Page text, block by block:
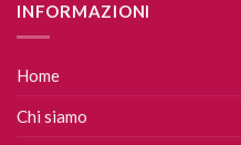
INFORMAZIONI
Home
Chi siamo